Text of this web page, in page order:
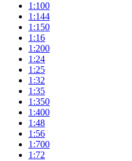
1:100
1:144
1:150
1:16
1:200
1:24
1:25
1:32
1:35
1:350
1:400
1:48
1:56
1:700
1:72